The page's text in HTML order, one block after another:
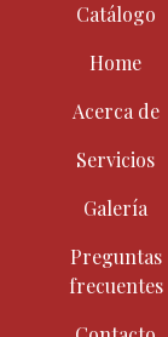
Catálogo
Home
Acerca de
Servicios
Galería
Preguntas
frecuentes